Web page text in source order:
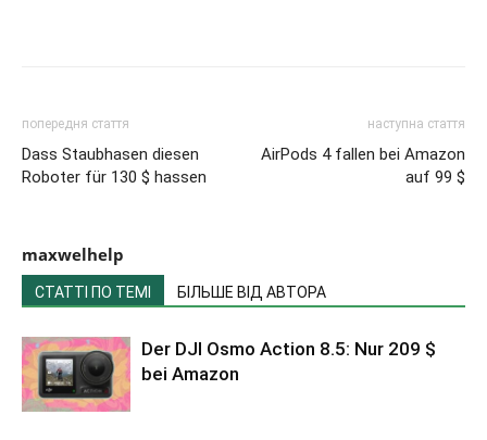
попередня стаття
Dass Staubhasen diesen
Roboter für 130 $ hassen
наступна стаття
AirPods 4 fallen bei Amazon
auf 99 $
maxwelhelp
СТАТТІ ПО ТЕМІ БІЛЬШЕ ВІД АВТОРА
Der DJI Osmo Action 8.5: Nur 209 $
bei Amazon